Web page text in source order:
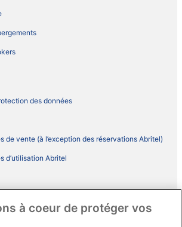
des données
de vente (à l’exception des réservations Abritel)
d’utilisation Abritel
du programme BONUS+ d’ebookers
à coeur de protéger vos